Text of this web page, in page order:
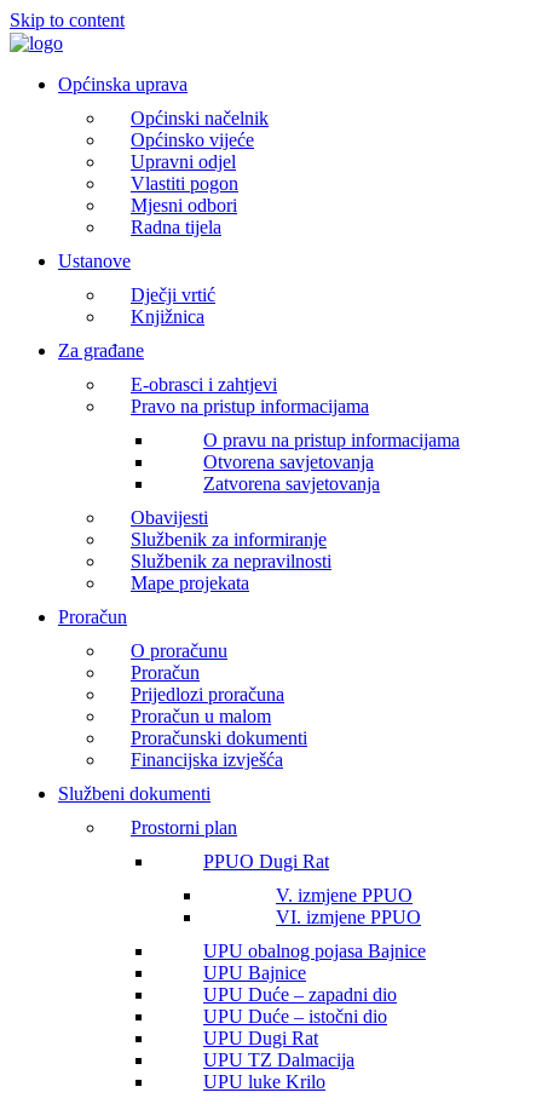
Skip to content
Općinska uprava
Općinski načelnik
Općinsko vijeće
Upravni odjel
Vlastiti pogon
Mjesni odbori
Radna tijela
Ustanove
Dječji vrtić
Knjižnica
Za građane
E-obrasci i zahtjevi
Pravo na pristup informacijama
O pravu na pristup informacijama
Otvorena savjetovanja
Zatvorena savjetovanja
Obavijesti
Službenik za informiranje
Službenik za nepravilnosti
Mape projekata
Proračun
O proračunu
Proračun
Prijedlozi proračuna
Proračun u malom
Proračunski dokumenti
Financijska izvješća
Službeni dokumenti
Prostorni plan
PPUO Dugi Rat
V. izmjene PPUO
VI. izmjene PPUO
UPU obalnog pojasa Bajnice
UPU Bajnice
UPU Duće – zapadni dio
UPU Duće – istočni dio
UPU Dugi Rat
UPU TZ Dalmacija
UPU luke Krilo